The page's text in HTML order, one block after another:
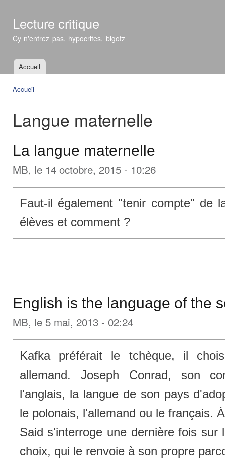
Lecture critique
Cy n'entrez pas, hypocrites, bigotz
Menu principal
Accueil
Accueil
Langue maternelle
La langue maternelle
MB, le 14 octobre, 2015 - 10:26
Faut-il également "tenir compte" de
élèves et comment ?
English is the language of the
MB, le 5 mai, 2013 - 02:24
Kafka préférait le tchèque, il
allemand. Joseph Conrad, son
l'anglais, la langue de son pays
le polonais, l'allemand ou le français.
Said s'interroge une dernière fois sur
choix, qui le renvoie à son propre